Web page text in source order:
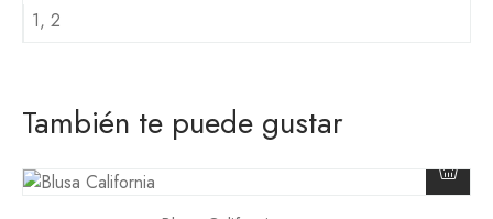
1, 2
También te puede gustar